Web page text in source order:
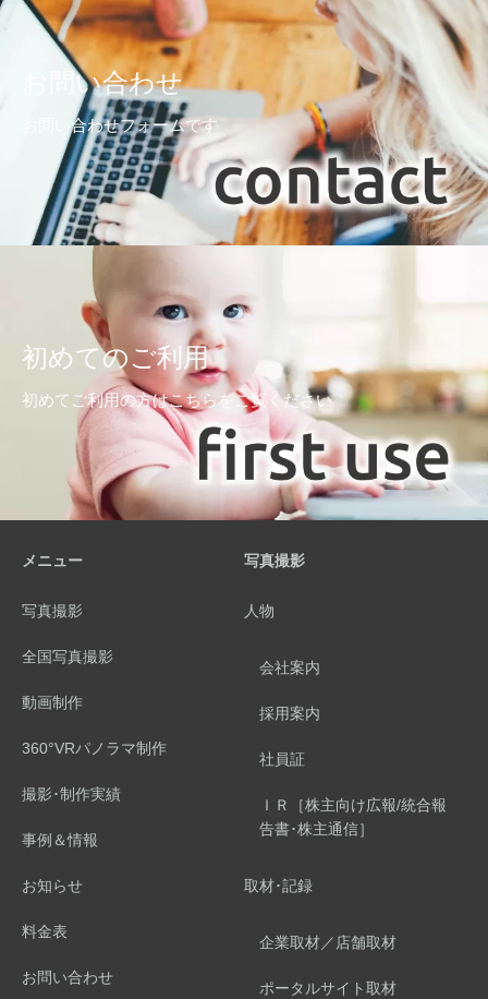
お問い合わせ
お問い合わせフォームです
初めてのご利用
初めてご利用の方はこちらをご覧ください
メニュー
写真撮影
全国写真撮影
動画制作
360°VRパノラマ制作
撮影･制作実績
事例＆情報
お知らせ
料金表
お問い合わせ
写真撮影
人物
会社案内
採用案内
社員証
ＩＲ［株主向け広報/統合報
告書･株主通信］
取材･記録
企業取材／店舗取材
ポータルサイト取材